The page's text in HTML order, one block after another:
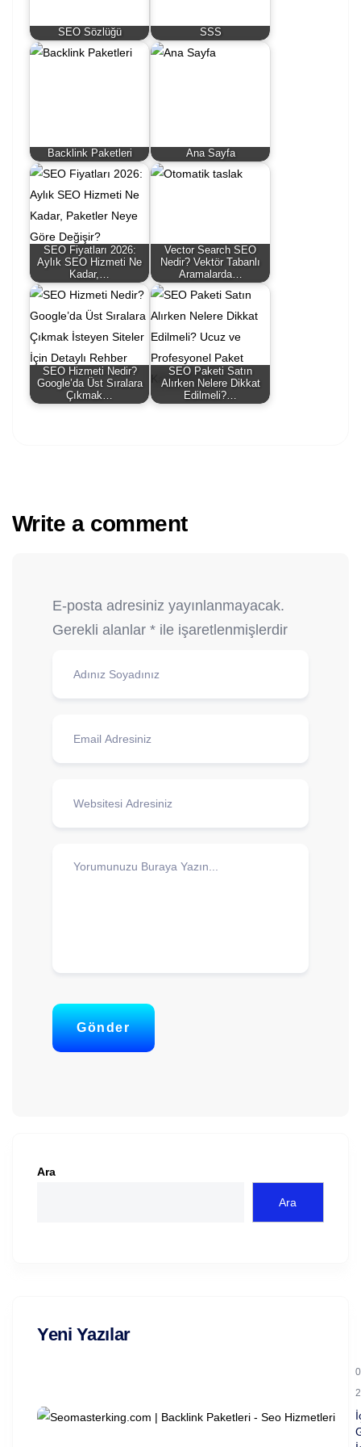
SEO Sözlüğü SSS
Backlink Paketleri Ana Sayfa
SEO Fiyatları 2026:
Aylık SEO Hizmeti Ne
Kadar,…
Vector Search SEO
Nedir? Vektör Tabanlı
Aramalarda…
SEO Hizmeti Nedir?
Google’da Üst Sıralara
Çıkmak…
SEO Paketi Satın
Alırken Nelere Dikkat
Edilmeli?…
Write a comment
E-posta adresiniz yayınlanmayacak.
Gerekli alanlar * ile işaretlenmişlerdir
Gönder
Ara
Ara
Yeni Yazılar